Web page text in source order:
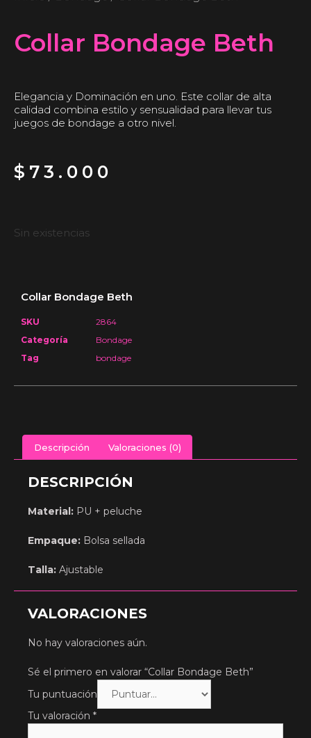
Collar Bondage Beth
Elegancia y Dominación en uno. Este collar de alta
calidad combina estilo y sensualidad para llevar tus
juegos de bondage a otro nivel.
$ 73.000
Sin existencias
Collar Bondage Beth
SKU
2864
Categoría
Bondage
Tag
bondage
Descripción Valoraciones (0)
DESCRIPCIÓN
Material: PU + peluche
Empaque: Bolsa sellada
Talla: Ajustable
VALORACIONES
No hay valoraciones aún.
Sé el primero en valorar “Collar Bondage Beth”
Tu puntuación
Tu valoración *